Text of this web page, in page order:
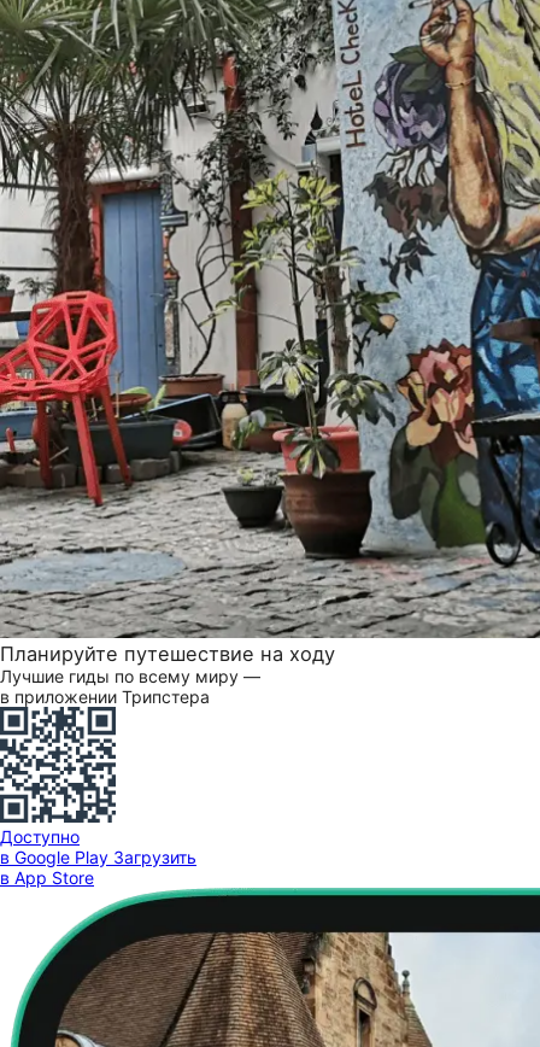
Планируйте путешествие на ходу
Лучшие гиды по всему миру —
в приложении Трипстера
Доступно
в Google Play Загрузить
в App Store